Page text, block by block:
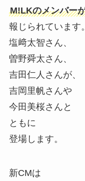
M!LKのメンバー
報じられています。
塩﨑太智さん、
曽野舜太さん、
吉田仁人さんが、
吉岡里帆さんや
今田美桜さんと
ともに
登場します。
新CMは